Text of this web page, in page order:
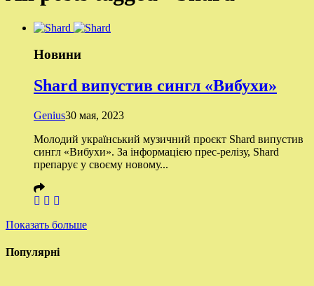
Новини
Shard випустив сингл «Вибухи»
Genius30 мая, 2023
Молодий український музичний проєкт Shard випустив
сингл «Вибухи». За інформацією прес-релізу, Shard
препарує у своєму новому...
Показать больше
Популярні